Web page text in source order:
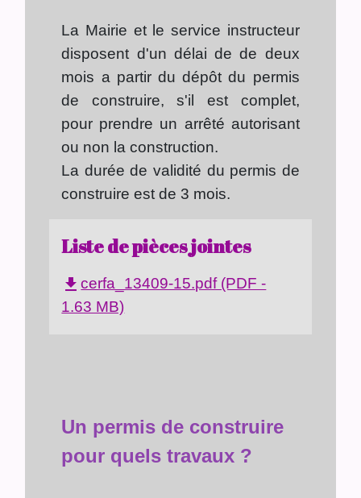
La Mairie et le service instructeur
disposent d'un délai de de deux
mois a partir du dépôt du permis
de construire, s'il est complet,
pour prendre un arrêté autorisant
ou non la construction.
La durée de validité du permis de
construire est de 3 mois.
Liste de pièces jointes
file_downloadcerfa_13409-15.pdf (PDF -
1.63 MB)
Un permis de construire
pour quels travaux ?